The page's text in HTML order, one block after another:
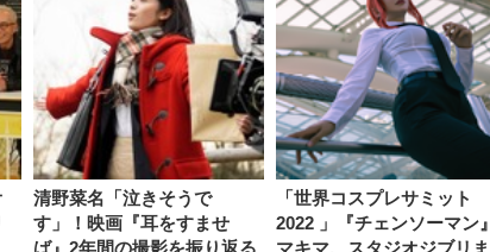
清野菜名「泣きそうで
す」！映画『耳をすませ
ば』2年間の撮影を振り返る
「世界コスプレサミット
2022 」『チェンソーマン』
マキマ、スタジオジブリま